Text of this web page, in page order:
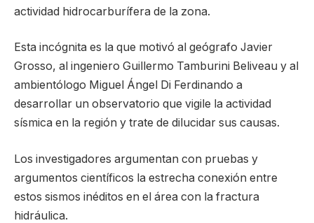
actividad hidrocarburífera de la zona.
Esta incógnita es la que motivó al geógrafo Javier
Grosso, al ingeniero Guillermo Tamburini Beliveau y al
ambientólogo Miguel Ángel Di Ferdinando a
desarrollar un observatorio que vigile la actividad
sísmica en la región y trate de dilucidar sus causas.
Los investigadores argumentan con pruebas y
argumentos científicos la estrecha conexión entre
estos sismos inéditos en el área con la fractura
hidráulica.